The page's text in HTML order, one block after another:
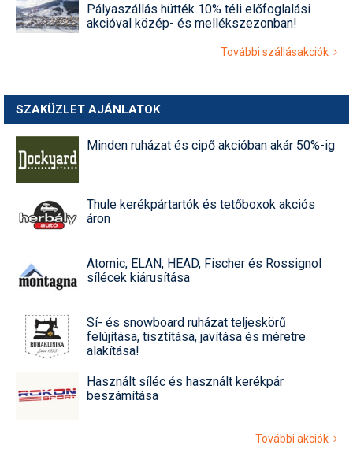
Pályaszállás hütték 10% téli előfoglalási
akcióval közép- és mellékszezonban!
További szállásakciók
SZAKÜZLET AJÁNLATOK
Minden ruházat és cipő akcióban akár 50%-ig
Thule kerékpártartók és tetőboxok akciós
áron
Atomic, ELAN, HEAD, Fischer és Rossignol
sílécek kiárusítása
Sí- és snowboard ruházat teljeskörű
felújítása, tisztítása, javítása és méretre
alakítása!
Használt síléc és használt kerékpár
beszámítása
További akciók